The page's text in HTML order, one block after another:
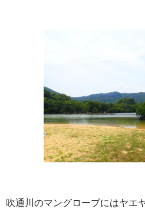
吹通川のマングローブにはヤエ